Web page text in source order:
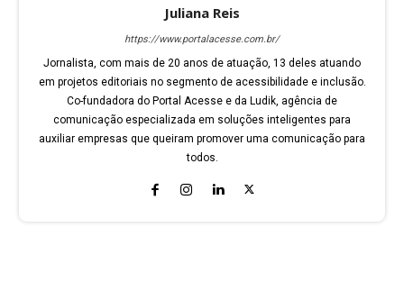
Juliana Reis
https://www.portalacesse.com.br/
Jornalista, com mais de 20 anos de atuação, 13 deles atuando
em projetos editoriais no segmento de acessibilidade e inclusão.
Co-fundadora do Portal Acesse e da Ludik, agência de
comunicação especializada em soluções inteligentes para
auxiliar empresas que queiram promover uma comunicação para
todos.